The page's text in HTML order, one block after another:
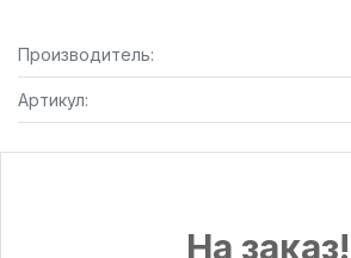
Производитель:
Артикул:
На заказ!